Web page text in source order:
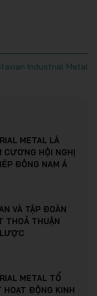
Industrial Metal
METAL LÀ
CƯƠNG HỘI NGHỊ
ĐÔNG NAM Á
VÀ TẬP ĐOÀN
THOẢ THUẬN
METAL TỔ
HOẠT ĐỘNG KINH